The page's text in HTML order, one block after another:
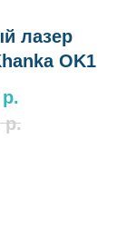
лазер
OK1
р.
р.